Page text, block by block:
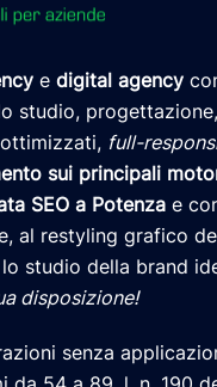
e digital agency
studio,
ottimizzati, full-
sui principali
SEO a Potenza e
al restyling grafico
studio della brand
disposizione!
senza